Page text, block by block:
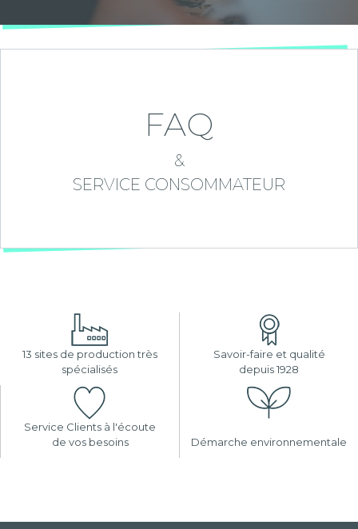
FAQ
&
SERVICE CONSOMMATEUR
13 sites de production très
spécialisés
Savoir-faire et qualité
depuis 1928
Service Clients à l'écoute
de vos besoins
Démarche environnementale